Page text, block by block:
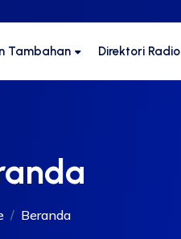
Tambahan Direktori Radio
Beranda